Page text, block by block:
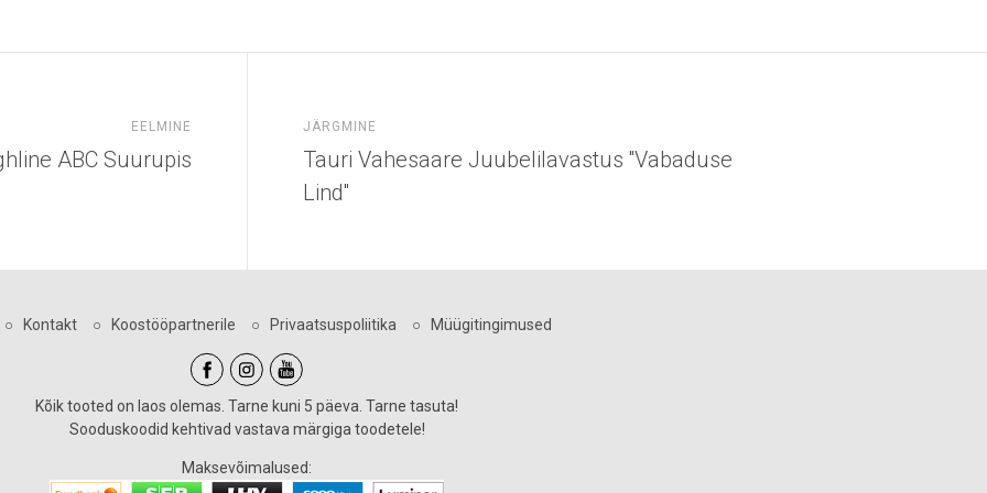
EELMINE
ABC Suurupis
JÄRGMINE
Tauri Vahesaare Juubelilavastus ''Vabaduse
Lind''
Kontakt○ Koostööpartnerile ○ Privaatsuspoliitika ○ Müügitingimused
Kõik tooted on laos olemas. Tarne kuni 5 päeva. Tarne tasuta!
Sooduskoodid kehtivad vastava märgiga toodetele!
Maksevõimalused: